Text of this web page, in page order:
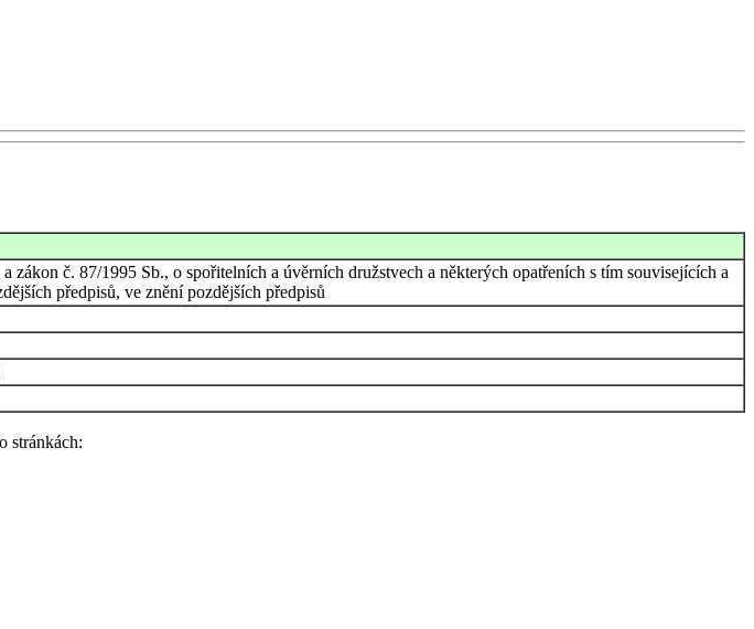
č. 87/1995 Sb., o spořitelních a úvěrních družstvech a některých opatřeních s tím souvisejících a
předpisů, ve znění pozdějších předpisů
stránkách: